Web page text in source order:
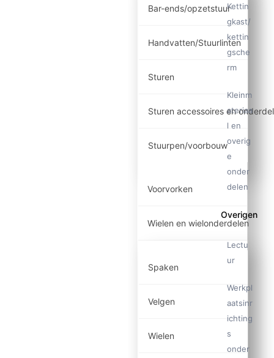
Bar-ends/opzetstuur
Handvatten/Stuurlinten
Sturen
Sturen accessoires en
Stuurpen/voorbouw
Voorvorken
Wielen en wielonderdelen
Spaken
Velgen
Wielen
Kettin
gkast/
kettin
gsche
rm
Kleinm
ateriaa
l en
overig
e
onder
delen
Overigen
Lectu
ur
Werkpl
aatsinr
ichting
s
onder